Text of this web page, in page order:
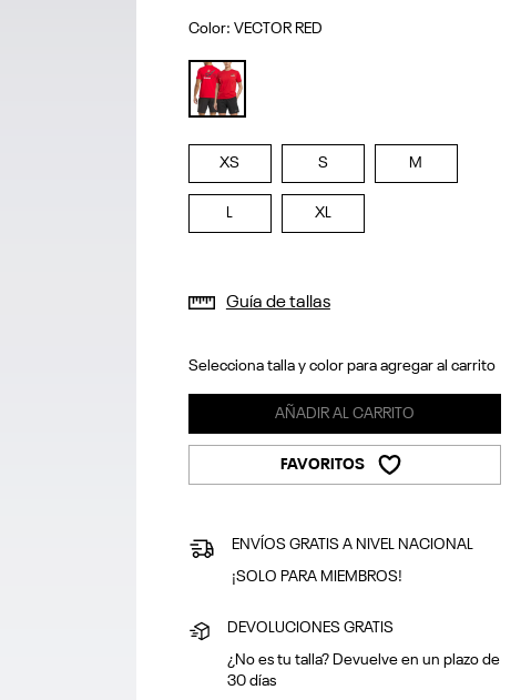
Color: VECTOR RED
XS S M
L XL
Guía de tallas
Selecciona talla y color para agregar al carrito
AÑADIR AL CARRITO
FAVORITOS
ENVÍOS GRATIS A NIVEL NACIONAL
¡SOLO PARA MIEMBROS!
DEVOLUCIONES GRATIS
¿No es tu talla? Devuelve en un plazo de
30 días